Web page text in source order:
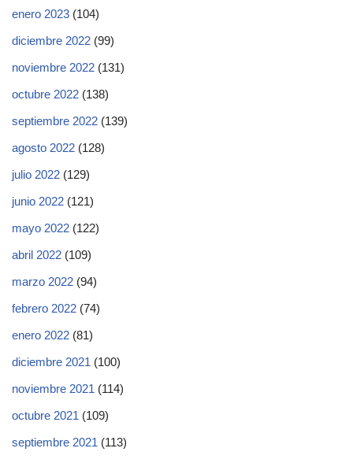
enero 2023 (104)
diciembre 2022 (99)
noviembre 2022 (131)
octubre 2022 (138)
septiembre 2022 (139)
agosto 2022 (128)
julio 2022 (129)
junio 2022 (121)
mayo 2022 (122)
abril 2022 (109)
marzo 2022 (94)
febrero 2022 (74)
enero 2022 (81)
diciembre 2021 (100)
noviembre 2021 (114)
octubre 2021 (109)
septiembre 2021 (113)